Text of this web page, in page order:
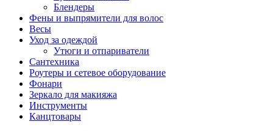
Блендеры
Фены и выпрямители для волос
Весы
Уход за одеждой
Утюги и отпариватели
Сантехника
Роутеры и сетевое оборудование
Фонари
Зеркало для макияжа
Инструменты
Канцтовары